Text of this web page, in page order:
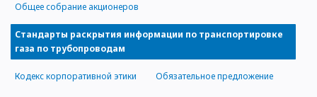
Общее cобрание акционеров
Стандарты раскрытия информации по транспортировке
газа по трубопроводам
Кодекс корпоративной этики Обязательное предложение